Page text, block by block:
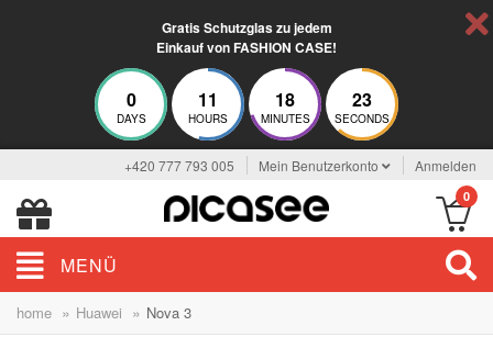
Gratis Schutzglas zu jedem
Einkauf von FASHION CASE!
0
DAYS
11
HOURS
18
MINUTES
23
SECONDS
+420 777 793 005 Mein Benutzerkonto Anmelden
0
MENÜ
home » Huawei » Nova 3